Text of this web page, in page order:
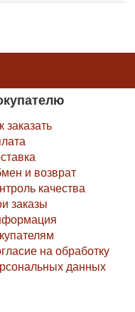
заказать
и возврат
качества
заказы
на обработку
данных